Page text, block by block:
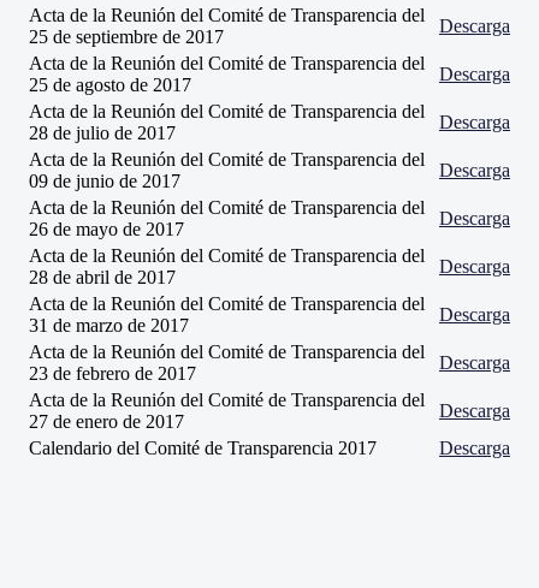
Acta de la Reunión del Comité de Transparencia del
25 de septiembre de 2017
Descarga
Acta de la Reunión del Comité de Transparencia del
25 de agosto de 2017
Descarga
Acta de la Reunión del Comité de Transparencia del
28 de julio de 2017
Descarga
Acta de la Reunión del Comité de Transparencia del
09 de junio de 2017
Descarga
Acta de la Reunión del Comité de Transparencia del
26 de mayo de 2017
Descarga
Acta de la Reunión del Comité de Transparencia del
28 de abril de 2017
Descarga
Acta de la Reunión del Comité de Transparencia del
31 de marzo de 2017
Descarga
Acta de la Reunión del Comité de Transparencia del
23 de febrero de 2017
Descarga
Acta de la Reunión del Comité de Transparencia del
27 de enero de 2017
Descarga
Calendario del Comité de Transparencia 2017
Descarga